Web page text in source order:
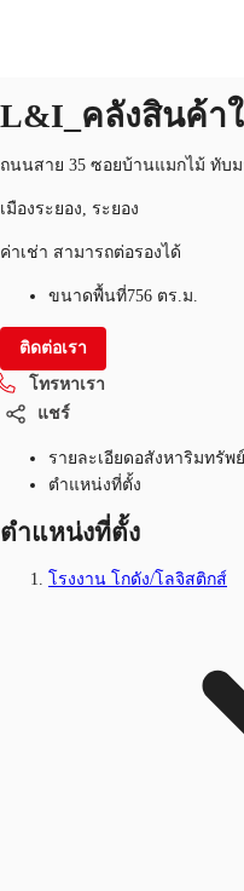
พื้นที่สำนักงาน
เฟล็กสเปซ
เกี่ยวกับ JLL
อสังหาริมทรัพย์ที่บั
TH
L&I_คลังสินค้า
ถนนสาย 35 ซอยบ้านแมกไม้ ทับม
เมืองระยอง, ระยอง
ค่าเช่า สามารถต่อรองได้
ขนาดพื้นที่756 ตร.ม.
ติดต่อเรา
โทรหาเรา
แชร์
รายละเอียดอสังหาริมทรัพย์
ตำแหน่งที่ตั้ง
ตำแหน่งที่ตั้ง
โรงงาน โกดัง/โลจิสติกส์